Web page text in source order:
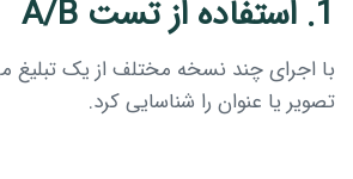
1. استفاده از تست A/B
با اجرای چند نسخه مختلف از یک تبلیغ
تصویر یا عنوان را شناسایی کرد.